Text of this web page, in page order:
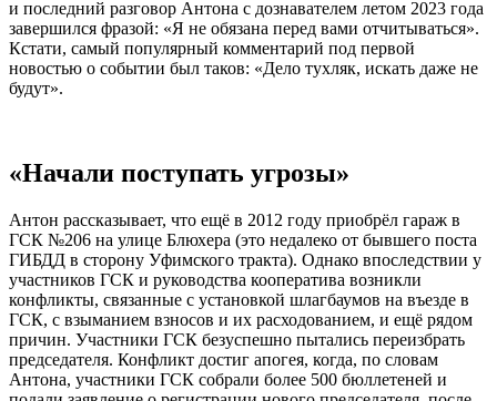
и последний разговор Антона с дознавателем летом 2023 года
завершился фразой: «Я не обязана перед вами отчитываться».
Кстати, самый популярный комментарий под первой
новостью о событии был таков: «Дело тухляк, искать даже не
будут».
«Начали поступать угрозы»
Антон рассказывает, что ещё в 2012 году приобрёл гараж в
ГСК №206 на улице Блюхера (это недалеко от бывшего поста
ГИБДД в сторону Уфимского тракта). Однако впоследствии у
участников ГСК и руководства кооператива возникли
конфликты, связанные с установкой шлагбаумов на въезде в
ГСК, с взыманием взносов и их расходованием, и ещё рядом
причин. Участники ГСК безуспешно пытались переизбрать
председателя. Конфликт достиг апогея, когда, по словам
Антона, участники ГСК собрали более 500 бюллетеней и